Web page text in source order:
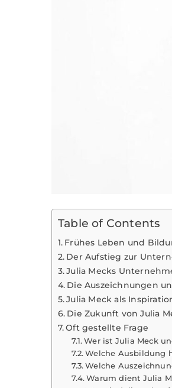
Table of Contents
Frühes Leben und
Der Aufstieg zur
Julia Mecks
Die Auszeichnungen
Julia Meck als
Die Zukunft von Julia
Oft gestellte Frage
Wer ist Julia Meck
Welche Ausbildung
Welche
Warum dient Julia